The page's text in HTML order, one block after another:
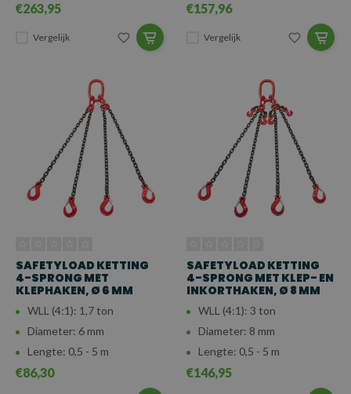
€263,95
Vergelijk
€157,96
Vergelijk
SAFETYLOAD KETTING
4-SPRONG MET
KLEPHAKEN, Ø 6 MM
WLL (4:1): 1,7 ton
Diameter: 6 mm
Lengte: 0,5 - 5 m
€86,30
SAFETYLOAD KETTING
4-SPRONG MET KLEP- EN
INKORTHAKEN, Ø 8 MM
WLL (4:1): 3 ton
Diameter: 8 mm
Lengte: 0,5 - 5 m
€146,95